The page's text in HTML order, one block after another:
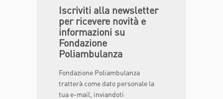
Iscriviti alla newsletter
per ricevere novità e
informazioni su
Fondazione
Poliambulanza
Fondazione Poliambulanza
tratterà come dato personale la
tua e-mail, inviandoti